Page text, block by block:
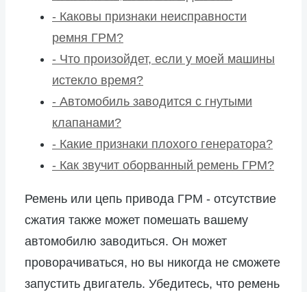
- Каковы признаки неисправности
ремня ГРМ?
- Что произойдет, если у моей машины
истекло время?
- Автомобиль заводится с гнутыми
клапанами?
- Какие признаки плохого генератора?
- Как звучит оборванный ремень ГРМ?
Ремень или цепь привода ГРМ - отсутствие
сжатия также может помешать вашему
автомобилю заводиться. Он может
проворачиваться, но вы никогда не сможете
запустить двигатель. Убедитесь, что ремень